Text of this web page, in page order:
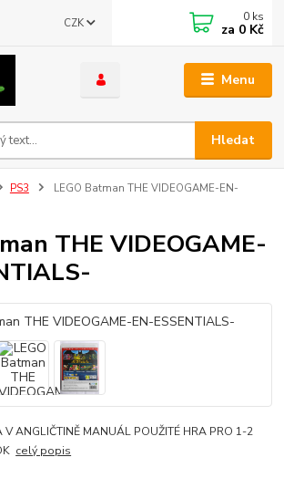
Menu
CZK
Hledat
0 ks
za 0 Kč
PS3
LEGO Batman THE VIDEOGAME-EN-
THE VIDEOGAME-
V ANGLIČTINĚ MANUÁL POUŽITÉ HRA PRO 1-2
celý popis